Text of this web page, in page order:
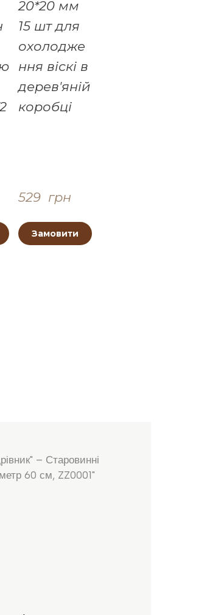
20*20 мм
15 шт для
охолодже
ння віскі в
дерев'яній
коробці
529  грн
Замовити
– Старовинні
60 см, ZZ0001"